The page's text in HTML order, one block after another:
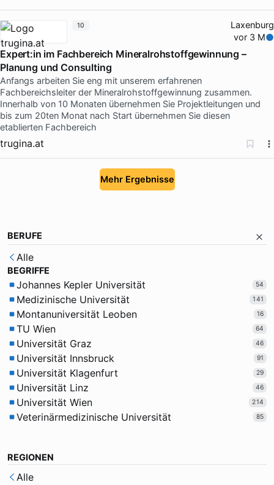
Laxenburg
vor 3 M
Expert:in im Fachbereich Mineralrohstoffgewinnung –
Planung und Consulting
Anfangs arbeiten Sie eng mit unserem erfahrenen
Fachbereichsleiter der Mineralrohstoffgewinnung zusammen.
Innerhalb von 10 Monaten übernehmen Sie Projektleitungen und
bis zum 20ten Monat nach Start übernehmen Sie diesen
etablierten Fachbereich
trugina.at
10
Mehr Ergebnisse
BERUFE
Alle
BEGRIFFE
Johannes Kepler Universität 54
Medizinische Universität 141
Montanuniversität Leoben 16
TU Wien 64
Universität Graz 46
Universität Innsbruck 91
Universität Klagenfurt 29
Universität Linz 46
Universität Wien 214
Veterinärmedizinische Universität 85
REGIONEN
Alle